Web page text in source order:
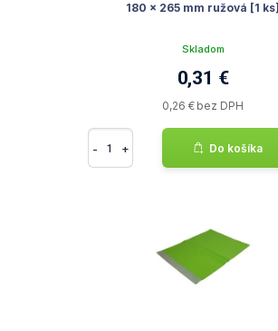
180 x 265 mm ružová [1 ks]
Skladom
0,31 €
0,26 € bez DPH
- + Do košíka